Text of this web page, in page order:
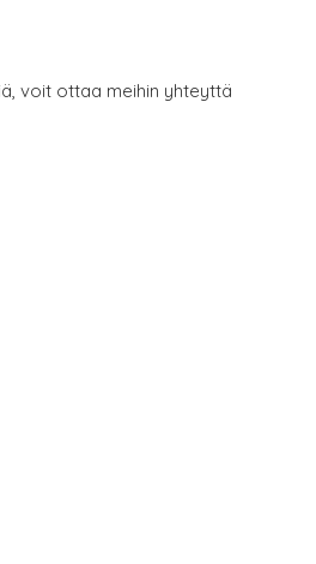
voit ottaa meihin yhteyttä